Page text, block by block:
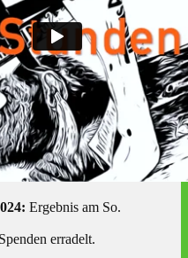
Ergebnis am So.
erradelt.